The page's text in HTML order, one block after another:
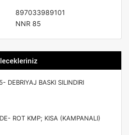
897033989101
NNR 85
DEBRIYAJ BASKI SILINDIRI
ROT KMP; KISA (KAMPANALI)